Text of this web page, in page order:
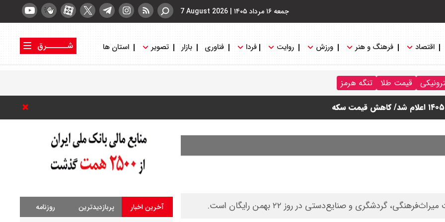
جمعه ۱۶ مرداد ۱۴۰۵ |
7 August 2026
اقتصاد فرهنگ و هنر ورزش روایت فردا فناوری بازار تصویر استان ها
شــــــرق
قیمت طلا تنگه هرمز
گردشگری و صنایع‌دستی در روز ۲۲ بهمن رایگان است. آخرین اخبار پربازدیدترین روزنامه